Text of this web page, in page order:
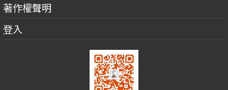
著作權聲明
登入